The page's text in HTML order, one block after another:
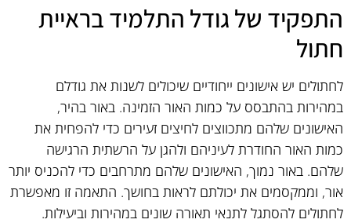
התפקיד של גודל התלמיד בראיית
חתול
לחתולים יש אישונים ייחודיים שיכולים לשנות את גודלם
במהירות בהתבסס על כמות האור הזמינה. באור בהיר,
האישונים שלהם מתכווצים לחיצים זעירים כדי להפחית את
כמות האור החודרת לעיניהם ולהגן על הרשתית הרגישה
שלהם. באור נמוך, האישונים שלהם מתרחבים כדי להכניס יותר
אור, וממקסמים את יכולתם לראות בחושך. התאמה זו מאפשרת
לחתולים להסתגל לתנאי תאורה שונים במהירות וביעילות.